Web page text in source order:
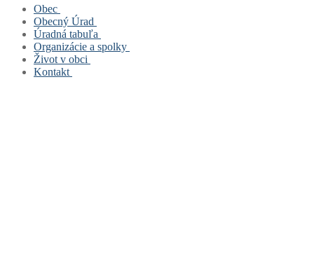
Obec
Stará verzia webu
História obce
Mapový portál obce
Štatút obce
Symboly obce
Obecný Úrad
Obecný úrad
Starosta obce
Zástupca starostu
Hlavný kontrolór
Úradná tabuľa
Úradná tabuľa
Povinne zverejňované dokumenty
Civilná ochrana
Organizácie a spolky
Základná a materská škola
Obecná knižnica
Život v obci
Život v obci
Kontakt